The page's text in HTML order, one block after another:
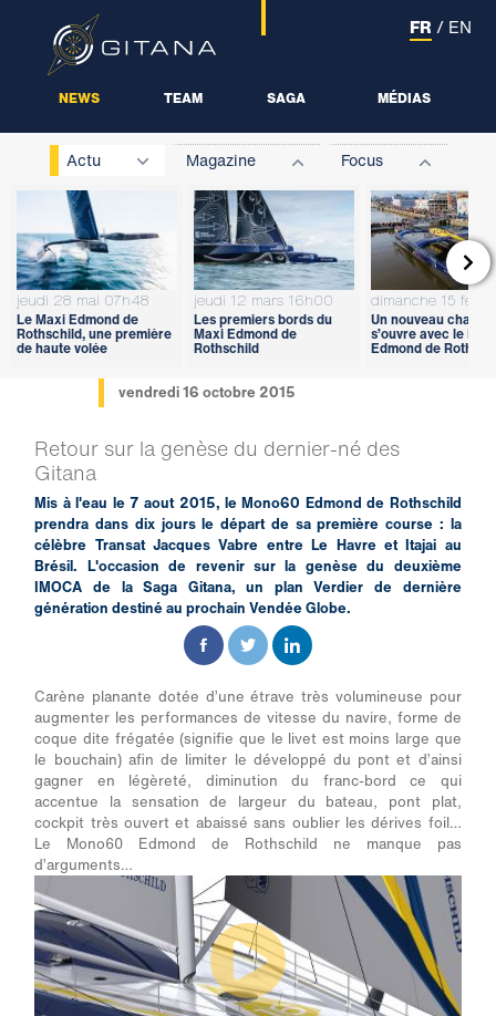
NEWS TEAM SAGA MÉDIAS
FR / EN
Actu Magazine Focus
jeudi 28 mai 07h48
Le Maxi Edmond de
Rothschild, une première
de haute volée
jeudi 12 mars 16h00
Les premiers bords du
Maxi Edmond de
Rothschild
dimanche 15
Un nouveau
s’ouvre avec le Maxi
Edmond de

vendredi 16 octobre 2015
Retour sur la genèse du dernier-né des
Gitana
Mis à l'eau le 7 aout 2015, le Mono60 Edmond de Rothschild
prendra dans dix jours le départ de sa première course : la
célèbre Transat Jacques Vabre entre Le Havre et Itajai au
Brésil. L'occasion de revenir sur la genèse du deuxième
IMOCA de la Saga Gitana, un plan Verdier de dernière
génération destiné au prochain Vendée Globe.
Carène planante dotée d’une étrave très volumineuse pour
augmenter les performances de vitesse du navire, forme de
coque dite frégatée (signifie que le livet est moins large que
le bouchain) afin de limiter le développé du pont et d’ainsi
gagner en légèreté, diminution du franc-bord ce qui
accentue la sensation de largeur du bateau, pont plat,
cockpit très ouvert et abaissé sans oublier les dérives foil…
Le Mono60 Edmond de Rothschild ne manque pas
d’arguments…